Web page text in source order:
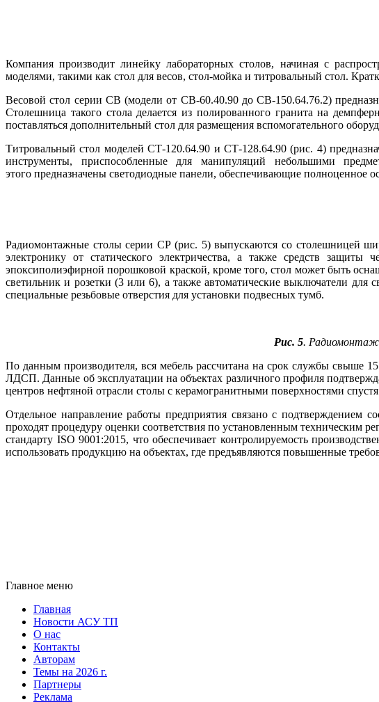
Компания производит линейку лабораторных столов, начиная с
моделями, такими как стол для весов, стол-мойка и титровальный стол.
Весовой стол серии СВ (модели от СВ-60.40.90 до СВ-150.64.76.2)
Столешница такого стола делается из полированного гранита на
поставляться дополнительный стол для размещения вспомогательного
Титровальный стол моделей СТ-120.64.90 и СТ-128.64.90 (рис. 4)
инструменты, приспособленные для манипуляций небольшими
этого предназначены светодиодные панели, обеспечивающие
Радиомонтажные столы серии СР (рис. 5) выпускаются со столешницей
электронику от статического электричества, а также средств
эпоксиполиэфирной порошковой краской, кроме то­го, стол может быть
светильник и розетки (3 или 6), а также автоматические выключатели для
специальные резьбовые отверстия для установки подвесных тумб.
Рис. 5.
По данным производителя, вся мебель рассчитана на срок службы свыше 15
ЛДСП. Данные об эксплуатации на объектах различного профиля
центров нефтяной отрасли столы с керамогранитными поверхностями
Отдельное направление работы предприятия связано с подтверждением
проходят процедуру оценки соответствия по установленным техническим
стандарту ISO 9001:2015, что обеспечивает контролируемость
использовать продукцию на объектах, где предъявляются повышенные
Главное меню
Главная
Новости АСУ ТП
О нас
Контакты
Авторам
Темы на 2026 г.
Партнеры
Реклама